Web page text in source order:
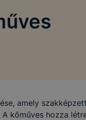
amely
kőműves hozza